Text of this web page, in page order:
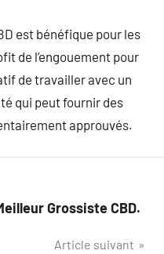
est bénéfique pour les
de l’engouement pour
de travailler avec un
qui peut fournir des
approuvés.
Grossiste CBD.
Article suivant